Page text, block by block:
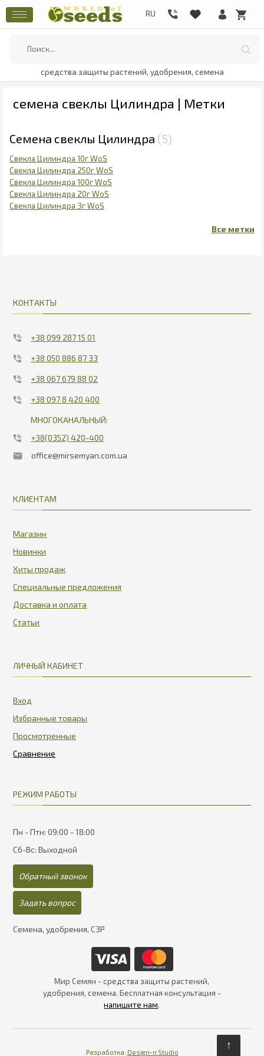
средства защиты растений, удобрения, семена
семена свеклы Цилиндра | Метки
Семена свеклы Цилиндра 5
Свекла Цилиндра 10г WoS
Свекла Цилиндра 250г WoS
Свекла Цилиндра 100г WoS
Свекла Цилиндра 20г WoS
Свекла Цилиндра 3г WoS
КОНТАКТЫ
+38 099 287 15 01
+38 050 886 87 33
+38 067 679 88 02
+38 097 8 420 400
МНОГОКАНАЛЬНЫЙ:
+38(0352) 420-400
office@mirsemyan.com.ua
КЛИЕНТАМ
Магазин
Новинки
Хиты продаж
Специальные предложения
Доставка и оплата
Статьи
ЛИЧНЫЙ КАБИНЕТ
Вход
Избранные товары
Просмотренные
РЕЖИМ РАБОТЫ
Пн - Птн: 09:00 - 18:00
Сб-Вс: Выходной
Обратный звонок
Задать вопрос
Семена, удобрения, СЗР
Мир Семян - средства защиты растений,
удобрения, семена. Бесплатная консультация -
напишите нам.
Разработка: Design-n Studio
↑